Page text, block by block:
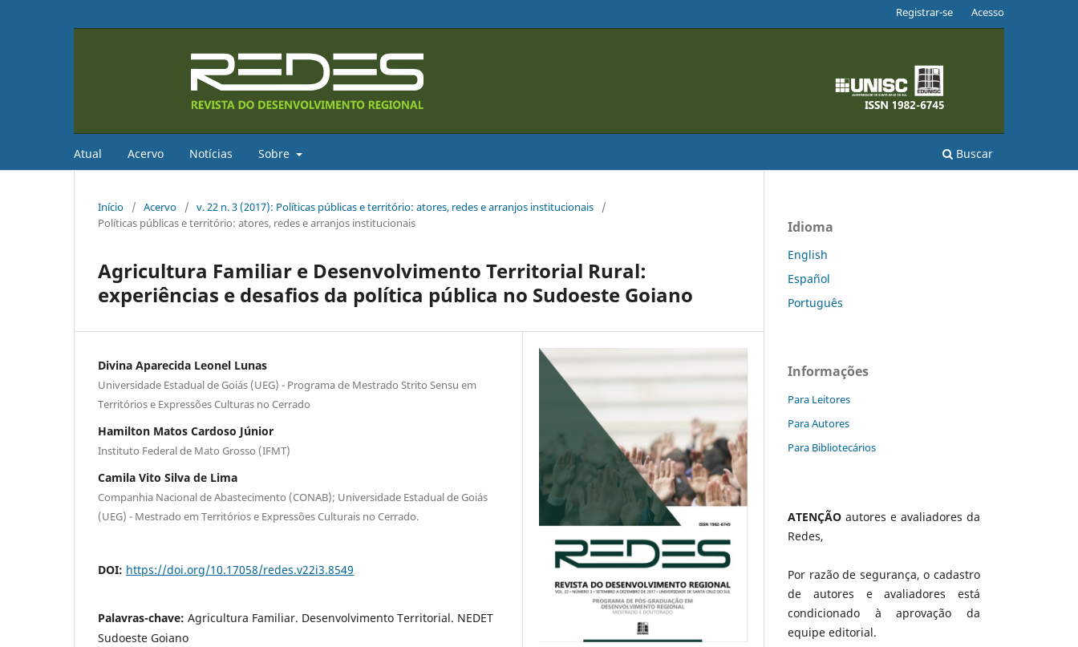
Atual Acervo Notícias Sobre Buscar
Registrar-se Acesso
Início / Acervo / v. 22 n. 3 (2017): Políticas públicas e território: atores, redes e arranjos institucionais
/
Políticas públicas e território: atores, redes e arranjos institucionais
Agricultura Familiar e Desenvolvimento Territorial Rural:
experiências e desafios da política pública no Sudoeste Goiano
Divina Aparecida Leonel Lunas
Universidade Estadual de Goiás (UEG) - Programa de Mestrado Strito Sensu em
Territórios e Expressões Culturas no Cerrado
Hamilton Matos Cardoso Júnior
Instituto Federal de Mato Grosso (IFMT)
Camila Vito Silva de Lima
Companhia Nacional de Abastecimento (CONAB); Universidade Estadual de Goiás
(UEG) - Mestrado em Territórios e Expressões Culturais no Cerrado.
DOI: https://doi.org/10.17058/redes.v22i3.8549
Palavras-chave: Agricultura Familiar. Desenvolvimento Territorial. NEDET
Sudoeste Goiano
Idioma
English
Español
Português
Informações
Para Leitores
Para Autores
Para Bibliotecários
ATENÇÃO autores e avaliadores da
Redes,
Por razão de segurança, o cadastro
de autores e avaliadores está
condicionado à aprovação da
equipe editorial.